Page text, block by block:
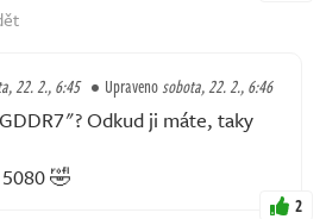
22. 2., 6:45 Upravenosobota, 22. 2., 6:46
Odkud ji máte, taky
🤣
2